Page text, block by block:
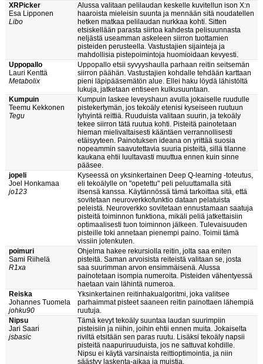
XRPicker
Esa Lipponen
Libo
Alussa valitaan pelilaudan keskelle kuvitellun ison X:n
haaroista mieleisin suunta ja mennään sitä noudatellen
hetken matkaa pelilaudan nurkkaa kohti. Sitten
etsiskellään parasta siirtoa kahdesta pelisuunnasta
neljästä useamman askeleen siirron tuottamien
pisteiden perusteella. Vastustajien sijainteja ja
mahdollisia pistepoimintoja huomioidaan kevyesti.
Uppopallo
Lauri Kenttä
Metabolix
Uppopallo etsii syvyyshaulla parhaan reitin seitsemän
siirron päähän. Vastustajien kohdalle tehdään karttaan
pieni läpipääsemätön alue. Ellei haku löydä lähistöltä
lukuja, jatketaan entiseen kulkusuuntaan.
Kumpuin
Teemu Kekkonen
Tegu
Kumpuin laskee leveyshaun avulla jokaiselle ruudulle
pistekertymän, jos tekoäly etenisi kyseiseen ruutuun
lyhyintä reittiä. Ruuduista valitaan suurin, ja tekoäly
tekee siirron tätä ruutua kohti. Pisteitä painotetaan
hieman mielivaltaisesti kääntäen verrannollisesti
etäisyyteen. Painotuksen ideana on yrittää suosia
nopeammin saavutettavia suuria pisteitä, sillä tilanne
kaukana ehtii luultavasti muuttua ennen kuin sinne
pääsee.
jopeli
Joel Honkamaa
jo123
Kyseessä on yksinkertainen Deep Q-learning -toteutus,
eli tekoälylle on "opetettu" peli peluuttamalla sitä
itsensä kanssa. Käytännössä tämä tarkoittaa sitä, että
sovitetaan neuroverkkofunktio dataan pelatuista
peleistä. Neuroverkko sovitetaan ennustamaan saatuja
pisteitä toiminnon funktiona, mikäli peliä jatkettaisiin
optimaalisesti tuon toiminnon jälkeen. Tulevaisuuden
pisteille toki annetaan pienempi paino. Toimii tämä
vissiin jotenkuten.
poimuri
Sami Riihelä
R1xa
Ohjelma hakee rekursiolla reitin, jolta saa eniten
pisteitä. Saman arvoisista reiteistä valitaan se, josta
saa suurimman arvon ensimmäisenä. Alussa
painotetaan isompia numeroita. Pisteiden vähentyessä
haetaan vain lähintä numeroa.
Reiska
Johannes Tuomela
johku90
Yksinkertainen reitinhakualgoritmi, joka valitsee
parhaimmat pisteet saaneen reitin painottaen lähempiä
ruutuja.
Nipsu
Jari Saari
jsbasic
Tämä kevyt tekoäly suuntaa laudan suurimpiin
pisteisiin ja niihin, joihin ehtii ennen muita. Jokaiselta
riviltä etsitään sen paras ruutu. Lisäksi tekoäly napsii
pisteitä naapuriruuduista, jos ne sattuvat kohdille.
Nipsu ei käytä varsinaista reittioptimointia, ja niin
säästyy laskenta-aikaa ja muistia.